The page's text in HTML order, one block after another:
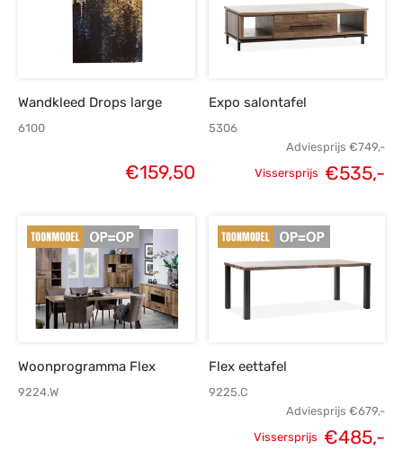
Wandkleed Drops large
6100
€159,50
Expo salontafel
5306
Adviesprijs €749,-
prijs was:
€749,-.
Vissersprijs €535,-
Woonprogramma Flex
9224.W
Flex eettafel
9225.C
Adviesprijs €679,-
Vissersprijs €485,-